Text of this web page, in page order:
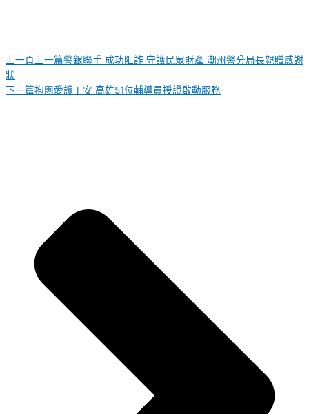
上一頁 上一篇警銀聯手 成功阻詐 守護民眾財產 潮州警分局長親贈感謝
狀
下一篇抱團愛護工安 高雄51位輔導員授證啟動服務